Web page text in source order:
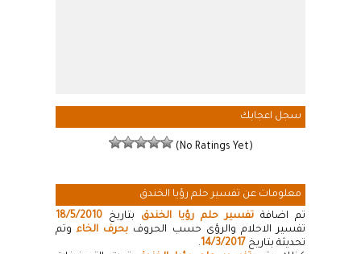
سجل اعجابك
(No Ratings Yet)
معلومات عن تفسير حلم رؤيا الخندق
تم اضافة تفسير حلم رؤيا الخندق بتاريخ 18/5/2010
تفسير الاحلام والرؤى حسب الحروف بحرف الخاءوتم
تحديثة بتاريخ 14/3/2017
.